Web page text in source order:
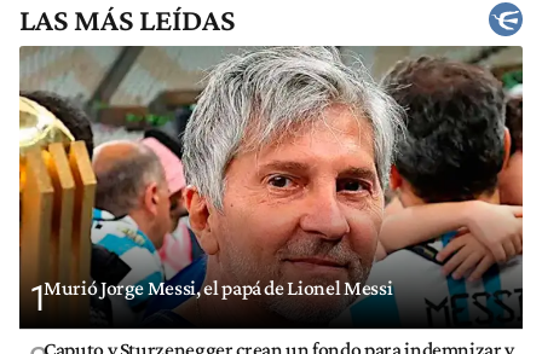
LAS MÁS LEÍDAS
1Murió Jorge Messi, el papá de Lionel Messi
Caputo y Sturzenegger crean un fondo para indemnizar y